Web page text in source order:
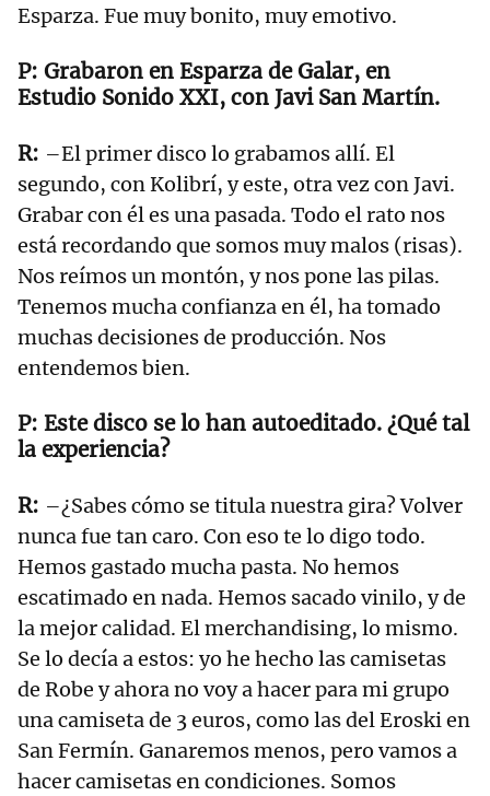
Esparza. Fue muy bonito, muy emotivo.
Grabaron en Esparza de Galar, en
Estudio Sonido XXI, con Javi San Martín.
–El primer disco lo grabamos allí. El
segundo, con Kolibrí, y este, otra vez con Javi.
Grabar con él es una pasada. Todo el rato nos
está recordando que somos muy malos (risas).
Nos reímos un montón, y nos pone las pilas.
Tenemos mucha confianza en él, ha tomado
muchas decisiones de producción. Nos
entendemos bien.
Este disco se lo han autoeditado. ¿Qué tal
la experiencia?
–¿Sabes cómo se titula nuestra gira? Volver
nunca fue tan caro. Con eso te lo digo todo.
Hemos gastado mucha pasta. No hemos
escatimado en nada. Hemos sacado vinilo, y de
la mejor calidad. El merchandising, lo mismo.
Se lo decía a estos: yo he hecho las camisetas
de Robe y ahora no voy a hacer para mi grupo
una camiseta de 3 euros, como las del Eroski en
San Fermín. Ganaremos menos, pero vamos a
hacer camisetas en condiciones. Somos